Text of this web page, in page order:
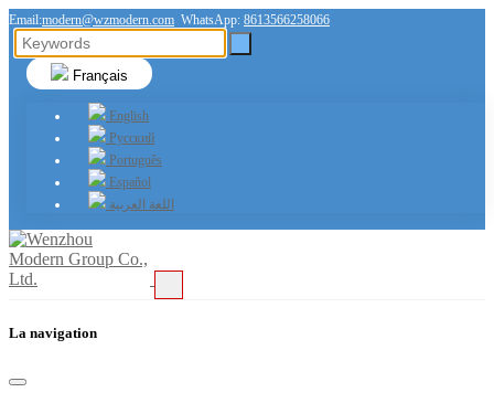
Email:modern@wzmodern.com WhatsApp: 8613566258066
Français
English
Русский
Português
Español
اللغة العربية
La navigation